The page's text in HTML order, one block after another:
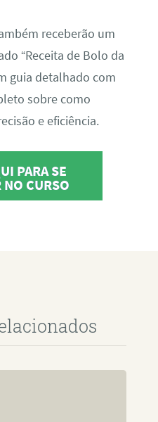
receberão um
“Receita de Bolo da
guia detalhado com
sobre como
e eficiência.
PARA SE
NO CURSO